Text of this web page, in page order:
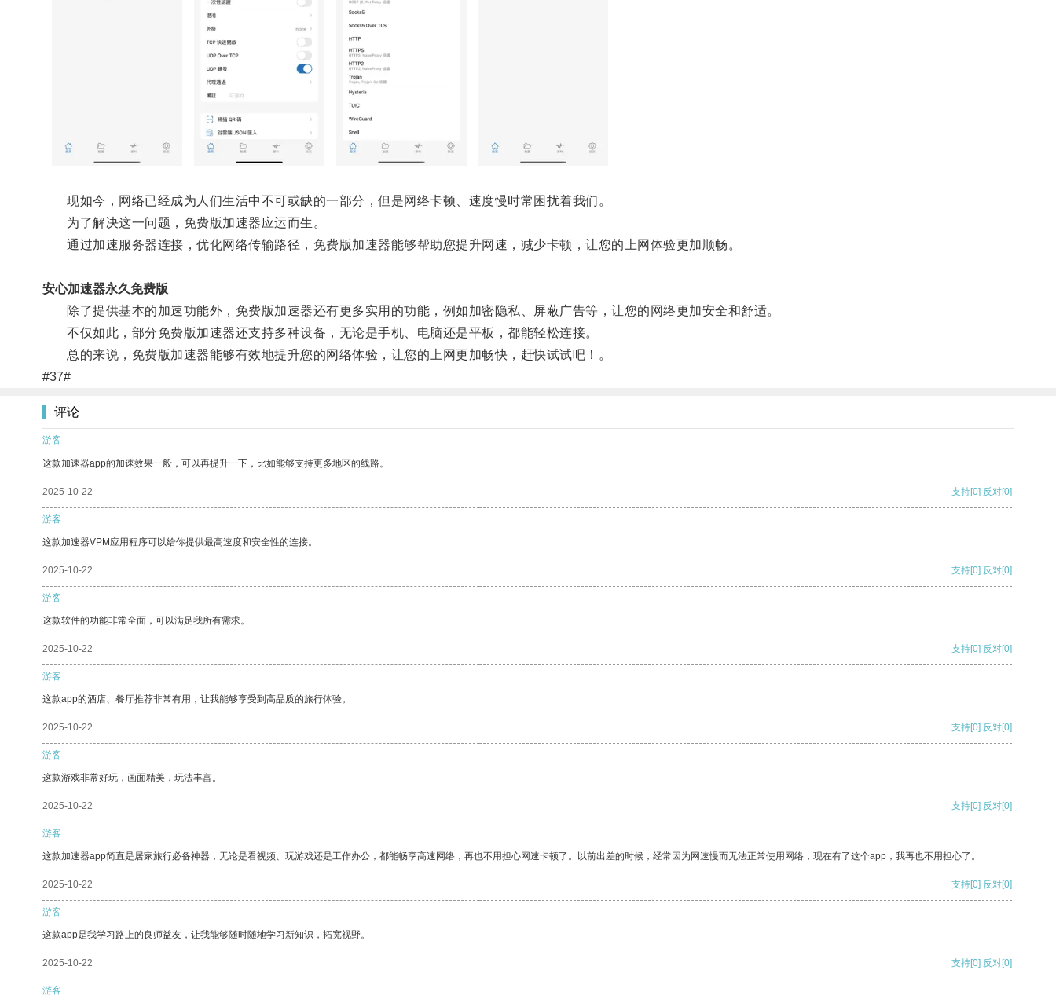
现如今，网络已经成为人们生活中不可或缺的一部分，但是网络卡顿、速度慢时常困扰着我们。
为了解决这一问题，免费版加速器应运而生。
通过加速服务器连接，优化网络传输路径，免费版加速器能够帮助您提升网速，减少卡顿，让您的上网体验更加顺畅。
安心加速器永久免费版
除了提供基本的加速功能外，免费版加速器还有更多实用的功能，例如加密隐私、屏蔽广告等，让您的网络更加安全和舒适。
不仅如此，部分免费版加速器还支持多种设备，无论是手机、电脑还是平板，都能轻松连接。
总的来说，免费版加速器能够有效地提升您的网络体验，让您的上网更加畅快，赶快试试吧！。
#37#
评论
游客
这款加速器app的加速效果一般，可以再提升一下，比如能够支持更多地区的线路。
2025-10-22 支持[0] 反对[0]
游客
这款加速器VPM应用程序可以给你提供最高速度和安全性的连接。
2025-10-22 支持[0] 反对[0]
游客
这款软件的功能非常全面，可以满足我所有需求。
2025-10-22 支持[0] 反对[0]
游客
这款app的酒店、餐厅推荐非常有用，让我能够享受到高品质的旅行体验。
2025-10-22 支持[0] 反对[0]
游客
这款游戏非常好玩，画面精美，玩法丰富。
2025-10-22 支持[0] 反对[0]
游客
这款加速器app简直是居家旅行必备神器，无论是看视频、玩游戏还是工作办公，都能畅享高速网络，再也不用担心网速卡顿了。以前出差的时候，经常因为网速慢而无法正常使用网络，现在有了这个app，我再也不用担心了。
2025-10-22 支持[0] 反对[0]
游客
这款app是我学习路上的良师益友，让我能够随时随地学习新知识，拓宽视野。
2025-10-22 支持[0] 反对[0]
游客